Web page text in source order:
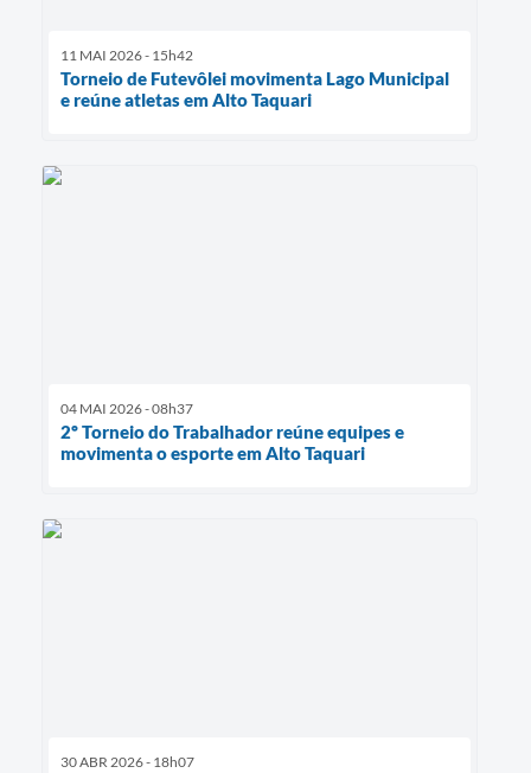
11 MAI 2026 - 15h42
Torneio de Futevôlei movimenta Lago Municipal
e reúne atletas em Alto Taquari
04 MAI 2026 - 08h37
2º Torneio do Trabalhador reúne equipes e
movimenta o esporte em Alto Taquari
30 ABR 2026 - 18h07